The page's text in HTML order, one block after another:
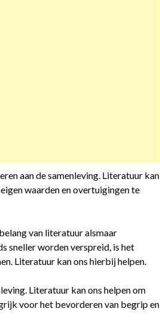
aan de samenleving. Literatuur kan
waarden en overtuigingen te
van literatuur alsmaar
sneller worden verspreid, is het
Literatuur kan ons hierbij helpen.
Literatuur kan ons helpen om
voor het bevorderen van begrip en